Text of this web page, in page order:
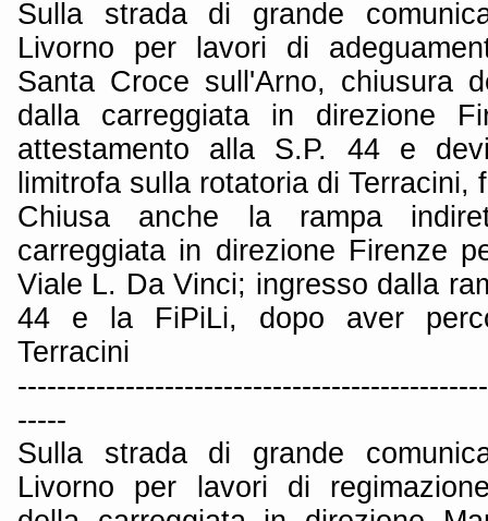
Sulla strada di grande
Livorno per lavori di
Santa Croce sull'Arno, chiusura
dalla carreggiata in direzione
attestamento alla S.P. 44 e
limitrofa sulla rotatoria di Terracini,
Chiusa anche la rampa
carreggiata in direzione Firenze
Viale L. Da Vinci; ingresso dalla
44 e la FiPiLi, dopo aver
Terracini
-----
Sulla strada di grande
Livorno per lavori di